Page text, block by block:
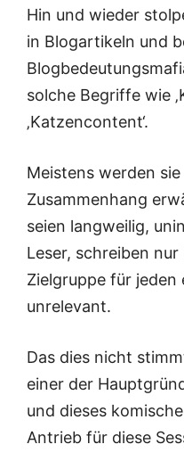
Hin und wieder
in Blogartikeln und
solche Begriffe wie
‚Katzencontent‘.
Meistens werden
Zusammenhang
seien langweilig,
Leser, schreiben
Zielgruppe für
unrelevant.
Das dies nicht
einer der
und dieses
Antrieb für diese